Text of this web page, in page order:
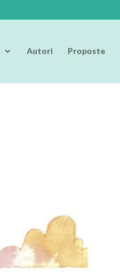
Autori Proposte